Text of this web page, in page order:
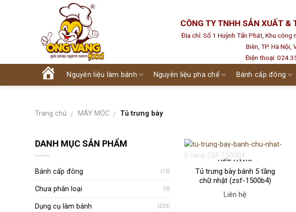
CÔNG TY TNHH SẢN XUẤT &
Địa chỉ: Số 1 Huỳnh Tấn Phát, Khu
Biên, TP. Hà Nội,
Điện thoại:
Trang
Nguyên liệu làm bánh Nguyên liệu pha chế Bánh cấp đông
Trang chủ / MÁY MÓC / Tủ trưng bày
DANH MỤC SẢN PHẨM
Bánh cấp đông (10)
Chưa phân loại (0)
Dụng cụ làm bánh (233)
HẾT HÀNG
Tủ trưng bày bánh 5 tầng
chữ nhật (zsf-1500b4)
Liên hệ